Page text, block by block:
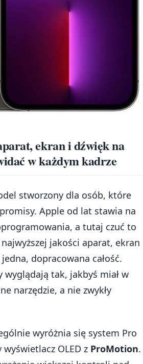
ekran i dźwięk na
w każdym kadrze
stworzony dla osób, które
Apple od lat stawia na
a tutaj czuć to
jakości aparat, ekran
dopracowana całość.
wyglądają tak, jakbyś miał w
narzędzie, a nie zwykły
wyróżnia się system Pro
OLED z ProMotion.